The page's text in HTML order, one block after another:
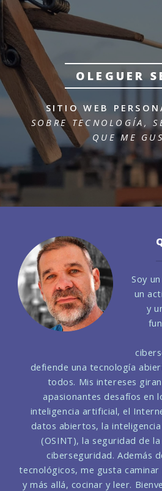
OLEGUER
SITIO WEB
SOBRE TECNOLOGÍA,
QUE ME
Soy
un
y
defiende una tecnología
todos. Mis intereses
apasionantes desafíos en
inteligencia artificial, el
datos abiertos, la
(OSINT), la seguridad de
ciberseguridad. Además
tecnológicos, me gusta
y más allá, cocinar y leer.